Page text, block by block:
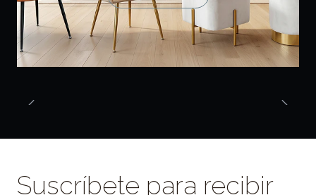
Suscríbete para recibir